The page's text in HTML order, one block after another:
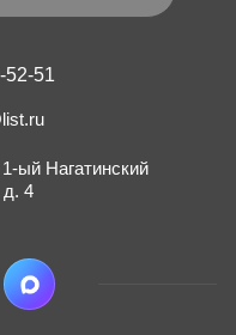
52-51
ый Нагатинский
д. 4